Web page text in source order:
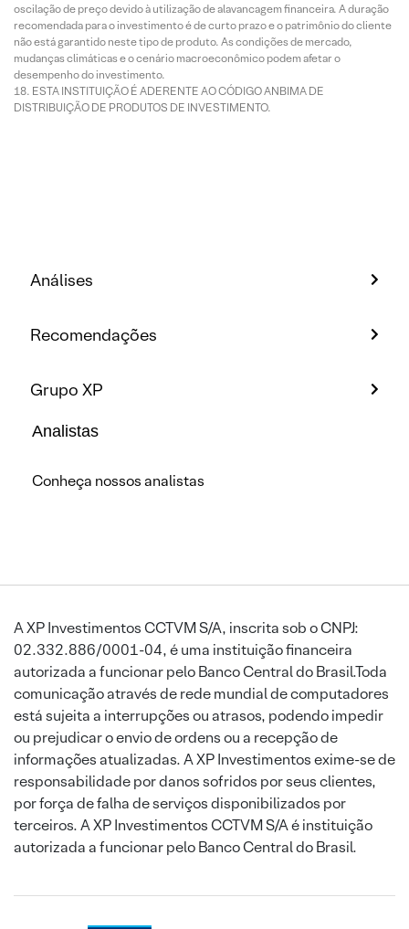
oscilação de preço devido à utilização de alavancagem financeira. A duração
recomendada para o investimento é de curto prazo e o patrimônio do cliente
não está garantido neste tipo de produto. As condições de mercado,
mudanças climáticas e o cenário macroeconômico podem afetar o
desempenho do investimento.
ESTA INSTITUIÇÃO É ADERENTE AO CÓDIGO ANBIMA DE
DISTRIBUIÇÃO DE PRODUTOS DE INVESTIMENTO.
Análises
Recomendações
Grupo XP
Analistas
Conheça nossos analistas
A XP Investimentos CCTVM S/A, inscrita sob o CNPJ:
02.332.886/0001-04, é uma instituição financeira
autorizada a funcionar pelo Banco Central do Brasil.Toda
comunicação através de rede mundial de computadores
está sujeita a interrupções ou atrasos, podendo impedir
ou prejudicar o envio de ordens ou a recepção de
informações atualizadas. A XP Investimentos exime-se de
responsabilidade por danos sofridos por seus clientes,
por força de falha de serviços disponibilizados por
terceiros. A XP Investimentos CCTVM S/A é instituição
autorizada a funcionar pelo Banco Central do Brasil.